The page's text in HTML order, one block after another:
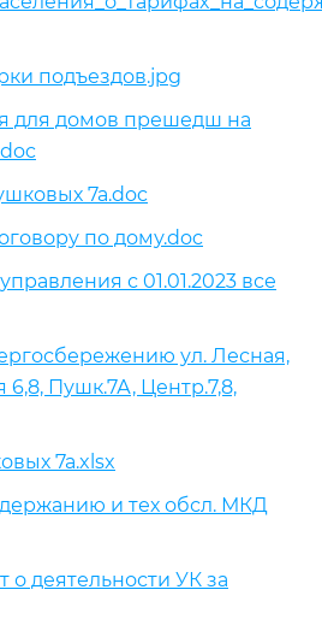
подъездов.jpg
для домов прешедш на
7а.doc
по дому.doc
с 01.01.2023 все
ул. Лесная,
6,8, Пушк.7А, Центр.7,8,
7а.xlsx
и тех обсл. МКД
о деятельности УК за